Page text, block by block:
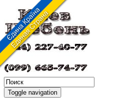
Toggle navigation